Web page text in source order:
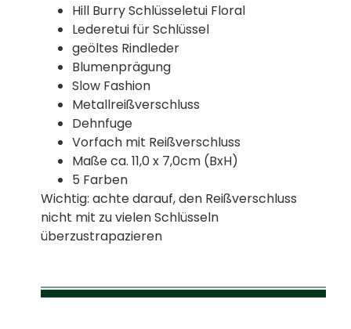
Hill Burry Schlüsseletui Floral
Lederetui für Schlüssel
geöltes Rindleder
Blumenprägung
Slow Fashion
Metallreißverschluss
Dehnfuge
Vorfach mit Reißverschluss
Maße ca. 11,0 x 7,0cm (BxH)
5 Farben
Wichtig: achte darauf, den Reißverschluss
nicht mit zu vielen Schlüsseln
überzustrapazieren